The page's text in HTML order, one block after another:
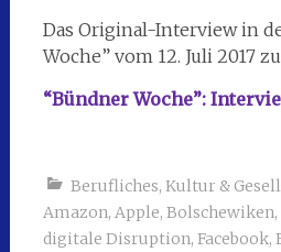
Das Original-Interview in
Woche” vom 12. Juli 2017
“Bündner Woche”:
Berufliches, Kultur &
Amazon, Apple, Bolschewiken,
digitale Disruption, Facebook,